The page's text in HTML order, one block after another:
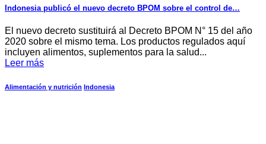
Indonesia publicó el nuevo decreto BPOM sobre el control de…
El nuevo decreto sustituirá al Decreto BPOM N° 15 del año
2020 sobre el mismo tema. Los productos regulados aquí
incluyen alimentos, suplementos para la salud...
Leer más
Alimentación y nutrición Indonesia